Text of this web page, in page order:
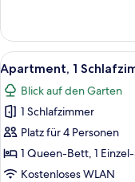
Apartment,
Schlafzimmer,
Meerblick
Alle
Fotos
für
Apartment,
1
Schlafzimmer,
Gartenblick
7
Apartment, 1
Blick auf den Garten
1 Schlafzimmer
Platz für 4 Personen
1 Queen-Bett, 1
Kostenloses WLAN